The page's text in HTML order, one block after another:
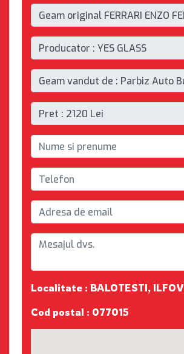
Localitate : BALOTESTI, ILFOV
Cod postal : 077015